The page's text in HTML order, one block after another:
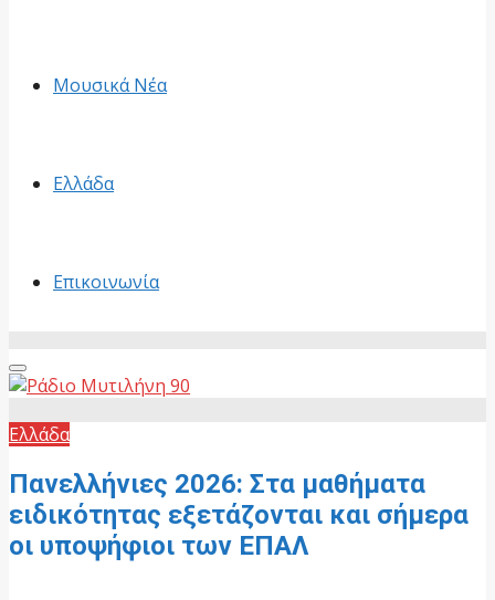
Μουσικά Νέα
Ελλάδα
Επικοινωνία
Primary
Menu
Ελλάδα
Πανελλήνιες 2026: Στα μαθήματα
ειδικότητας εξετάζονται και σήμερα
οι υποψήφιοι των ΕΠΑΛ